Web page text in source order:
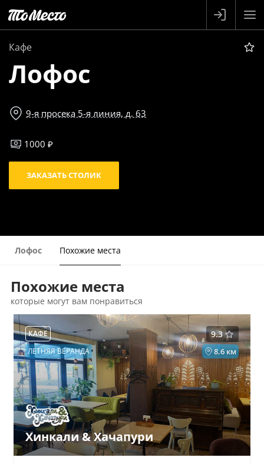
Кафе
Лофос
9-я просека 5-я линия, д. 63
1000 ₽
ЗАКАЗАТЬ СТОЛИК
Лофос Похожие места
Похожие места
которые могут вам понравиться
9.3
КАФЕ
8.6 км
ЛЕТНЯЯ ВЕРАНДА
Хинкали & Хачапури